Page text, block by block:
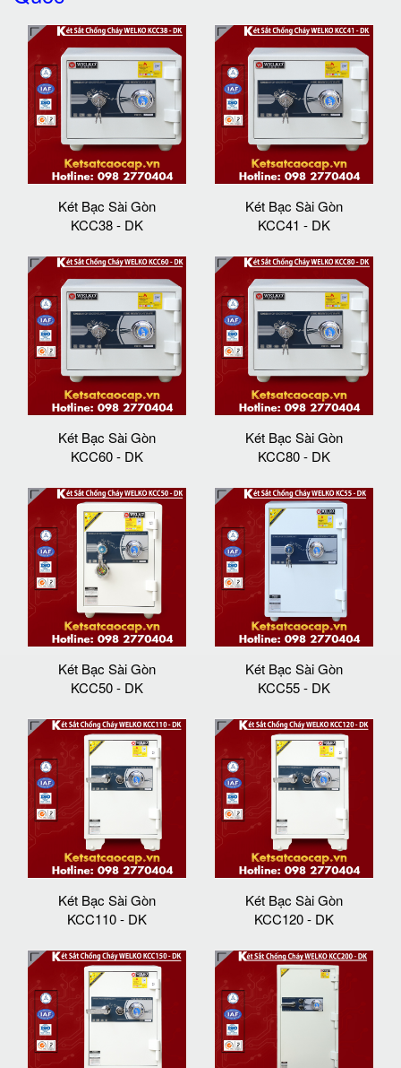
Két Bạc Sài Gòn
KCC38 - DK
Két Bạc Sài Gòn
KCC41 - DK
Két Bạc Sài Gòn
KCC60 - DK
Két Bạc Sài Gòn
KCC80 - DK
Két Bạc Sài Gòn
KCC50 - DK
Két Bạc Sài Gòn
KCC55 - DK
Két Bạc Sài Gòn
KCC110 - DK
Két Bạc Sài Gòn
KCC120 - DK